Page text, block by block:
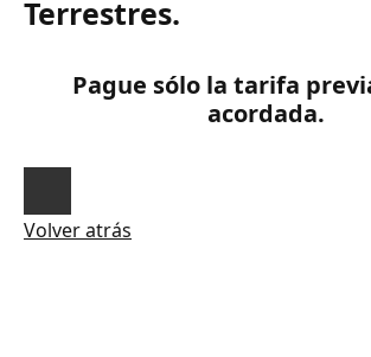
Terrestres.
Pague sólo la tarifa
acordada.
Volver atrás